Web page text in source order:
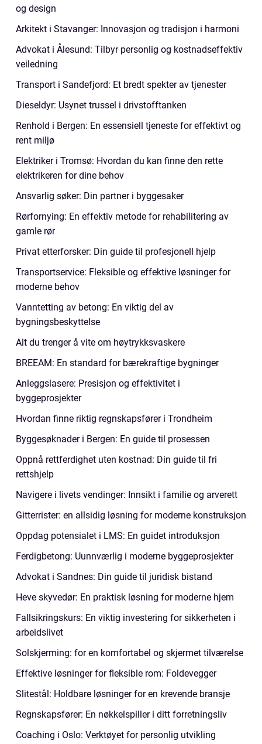
og design
Arkitekt i Stavanger: Innovasjon og tradisjon i harmoni
Advokat i Ålesund: Tilbyr personlig og kostnadseffektiv
veiledning
Transport i Sandefjord: Et bredt spekter av tjenester
Dieseldyr: Usynet trussel i drivstofftanken
Renhold i Bergen: En essensiell tjeneste for effektivt og
rent miljø
Elektriker i Tromsø: Hvordan du kan finne den rette
elektrikeren for dine behov
Ansvarlig søker: Din partner i byggesaker
Rørfornying: En effektiv metode for rehabilitering av
gamle rør
Privat etterforsker: Din guide til profesjonell hjelp
Transportservice: Fleksible og effektive løsninger for
moderne behov
Vanntetting av betong: En viktig del av
bygningsbeskyttelse
Alt du trenger å vite om høytrykksvaskere
BREEAM: En standard for bærekraftige bygninger
Anleggslasere: Presisjon og effektivitet i
byggeprosjekter
Hvordan finne riktig regnskapsfører i Trondheim
Byggesøknader i Bergen: En guide til prosessen
Oppnå rettferdighet uten kostnad: Din guide til fri
rettshjelp
Navigere i livets vendinger: Innsikt i familie og arverett
Gitterrister: en allsidig løsning for moderne konstruksjon
Oppdag potensialet i LMS: En guidet introduksjon
Ferdigbetong: Uunnværlig i moderne byggeprosjekter
Advokat i Sandnes: Din guide til juridisk bistand
Heve skyvedør: En praktisk løsning for moderne hjem
Fallsikringskurs: En viktig investering for sikkerheten i
arbeidslivet
Solskjerming: for en komfortabel og skjermet tilværelse
Effektive løsninger for fleksible rom: Foldevegger
Slitestål: Holdbare løsninger for en krevende bransje
Regnskapsfører: En nøkkelspiller i ditt forretningsliv
Coaching i Oslo: Verktøyet for personlig utvikling